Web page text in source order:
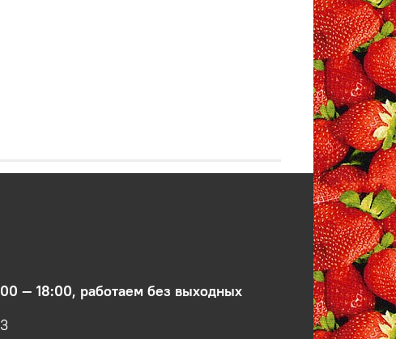
— 18:00, работаем без выходных